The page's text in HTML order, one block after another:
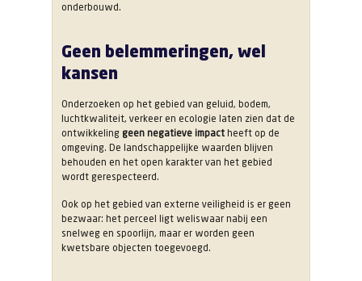
onderbouwd.
Geen belemmeringen, wel
kansen
Onderzoeken op het gebied van geluid, bodem,
luchtkwaliteit, verkeer en ecologie laten zien dat de
ontwikkeling geen negatieve impact heeft op de
omgeving. De landschappelijke waarden blijven
behouden en het open karakter van het gebied
wordt gerespecteerd.
Ook op het gebied van externe veiligheid is er geen
bezwaar: het perceel ligt weliswaar nabij een
snelweg en spoorlijn, maar er worden geen
kwetsbare objecten toegevoegd.